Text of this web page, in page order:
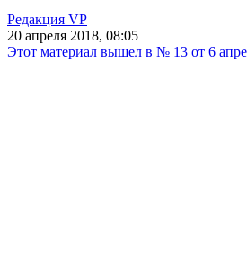
Редакция VP
20 апреля 2018, 08:05
Этот материал вышел в № 13 от 6